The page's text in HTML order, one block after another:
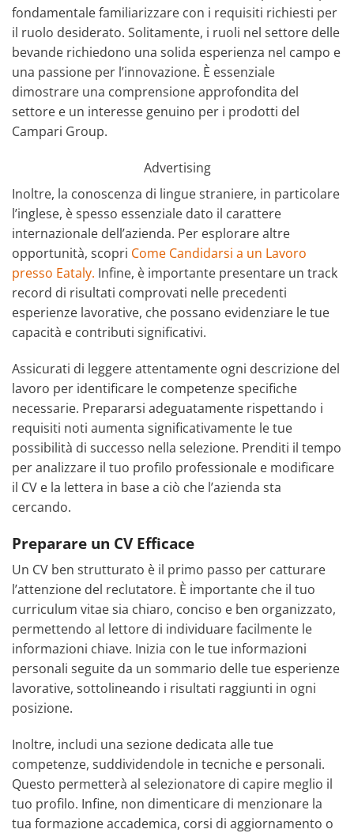
fondamentale familiarizzare con i requisiti richiesti per
il ruolo desiderato. Solitamente, i ruoli nel settore delle
bevande richiedono una solida esperienza nel campo e
una passione per l’innovazione. È essenziale
dimostrare una comprensione approfondita del
settore e un interesse genuino per i prodotti del
Campari Group.
Advertising
Inoltre, la conoscenza di lingue straniere, in particolare
l’inglese, è spesso essenziale dato il carattere
internazionale dell’azienda. Per esplorare altre
opportunità, scopri Come Candidarsi a un Lavoro
presso Eataly. Infine, è importante presentare un track
record di risultati comprovati nelle precedenti
esperienze lavorative, che possano evidenziare le tue
capacità e contributi significativi.
Assicurati di leggere attentamente ogni descrizione del
lavoro per identificare le competenze specifiche
necessarie. Prepararsi adeguatamente rispettando i
requisiti noti aumenta significativamente le tue
possibilità di successo nella selezione. Prenditi il tempo
per analizzare il tuo profilo professionale e modificare
il CV e la lettera in base a ciò che l’azienda sta
cercando.
Preparare un CV Efficace
Un CV ben strutturato è il primo passo per catturare
l’attenzione del reclutatore. È importante che il tuo
curriculum vitae sia chiaro, conciso e ben organizzato,
permettendo al lettore di individuare facilmente le
informazioni chiave. Inizia con le tue informazioni
personali seguite da un sommario delle tue esperienze
lavorative, sottolineando i risultati raggiunti in ogni
posizione.
Inoltre, includi una sezione dedicata alle tue
competenze, suddividendole in tecniche e personali.
Questo permetterà al selezionatore di capire meglio il
tuo profilo. Infine, non dimenticare di menzionare la
tua formazione accademica, corsi di aggiornamento o